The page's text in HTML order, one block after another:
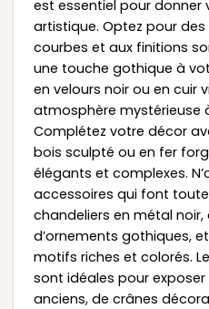
est essentiel pour donner
artistique. Optez pour
courbes et aux finitions
une touche gothique à
en velours noir ou en cuir
atmosphère mystérieuse
Complétez votre décor
bois sculpté ou en fer
élégants et complexes.
accessoires qui font
chandeliers en métal
d’ornements gothiques,
motifs riches et colorés.
sont idéales pour
anciens, de crânes